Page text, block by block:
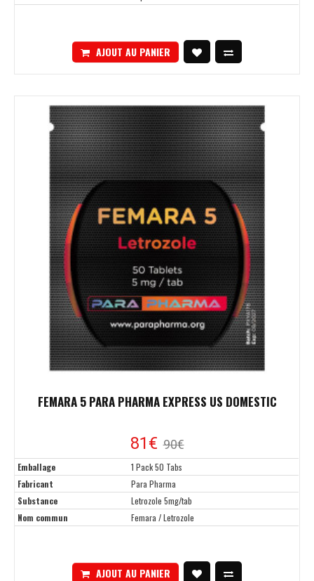
AJOUT AU PANIER
FEMARA 5 PARA PHARMA EXPRESS US DOMESTIC
81€ 90€
Emballage
1 Pack 50 Tabs
Fabricant
Para Pharma
Substance
Letrozole 5mg/tab
Nom commun
Femara / Letrozole
AJOUT AU PANIER